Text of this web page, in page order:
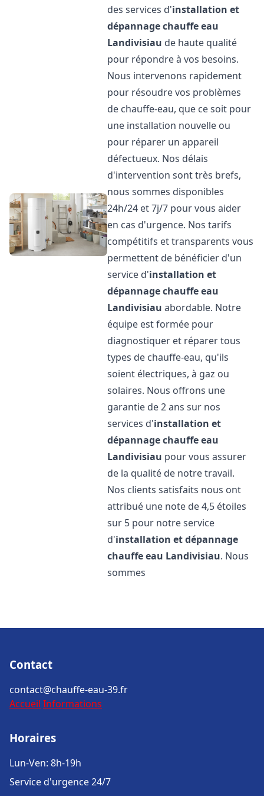
des services d'installation et
dépannage chauffe eau
Landivisiau de haute qualité
pour répondre à vos besoins.
Nous intervenons rapidement
pour résoudre vos problèmes
de chauffe-eau, que ce soit pour
une installation nouvelle ou
pour réparer un appareil
défectueux. Nos délais
d'intervention sont très brefs,
nous sommes disponibles
24h/24 et 7j/7 pour vous aider
en cas d'urgence. Nos tarifs
compétitifs et transparents vous
permettent de bénéficier d'un
service d'installation et
dépannage chauffe eau
Landivisiau abordable. Notre
équipe est formée pour
diagnostiquer et réparer tous
types de chauffe-eau, qu'ils
soient électriques, à gaz ou
solaires. Nous offrons une
garantie de 2 ans sur nos
services d'installation et
dépannage chauffe eau
Landivisiau pour vous assurer
de la qualité de notre travail.
Nos clients satisfaits nous ont
attribué une note de 4,5 étoiles
sur 5 pour notre service
d'installation et dépannage
chauffe eau Landivisiau. Nous
sommes
Contact
contact@chauffe-eau-39.fr
Accueil Informations
Horaires
Lun-Ven: 8h-19h
Service d'urgence 24/7